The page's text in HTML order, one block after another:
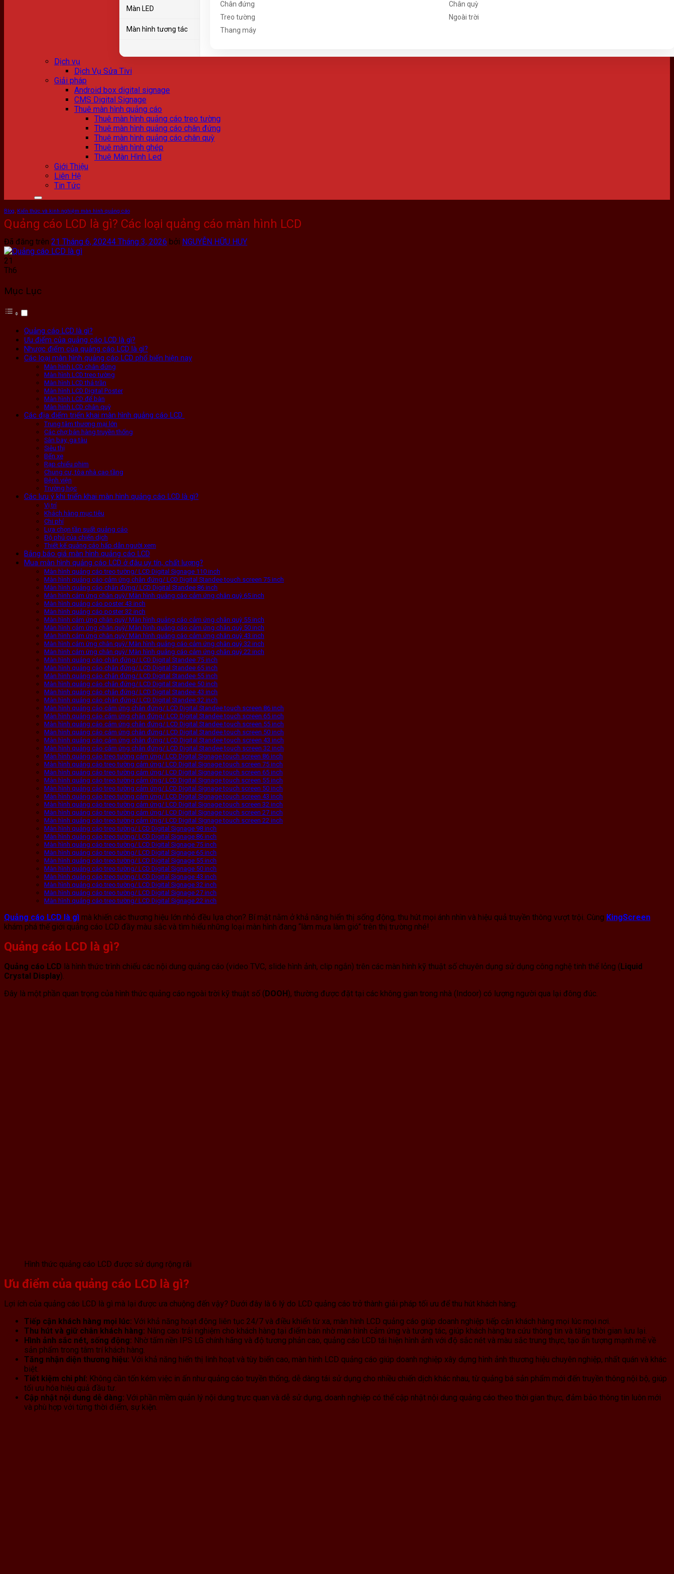
Màn LED
Màn hình tương tác
Chân đứng
Chân quỳ
Treo tường
Ngoài trời
Thang máy
Dịch vụ
Dịch Vụ Sửa Tivi
Giải pháp
Android box digital signage
CMS Digital Signage
Thuê màn hình quảng cáo
Thuê màn hình quảng cáo treo tường
Thuê màn hình quảng cáo chân đứng
Thuê màn hình quảng cáo chân quỳ
Thuê màn hình ghép
Thuê Màn Hình Led
Giới Thiệu
Liên Hệ
Tin Tức
Blog, Kiến thức và kinh nghiệm màn hình quảng cáo
Quảng cáo LCD là gì? Các loại quảng cáo màn hình LCD
Đã đăng trên 21 Tháng 6, 20244 Tháng 3, 2026 bởi NGUYỄN HỮU HUY
21
Th6
Mục Lục
Quảng cáo LCD là gì?
Ưu điểm của quảng cáo LCD là gì?
Nhược điểm của quảng cáo LCD là gì?
Các loại màn hình quảng cáo LCD phổ biến hiện nay
Màn hình LCD chân đứng
Màn hình LCD treo tường
Màn hình LCD thả trần
Màn hình LCD Digital Poster
Màn hình LCD để bàn
Màn hình LCD chân quỳ
Các địa điểm triển khai màn hình quảng cáo LCD
Trung tâm thương mại lớn
Các chợ bán hàng truyền thống
Sân bay, ga tàu
Siêu thị
Bến xe
Rạp chiếu phim
Chung cư, tòa nhà cao tầng
Bệnh viện
Trường học
Các lưu ý khi triển khai màn hình quảng cáo LCD là gì?
Vị trí
Khách hàng mục tiêu
Chi phí
Lựa chọn tần suất quảng cáo
Độ phủ của chiến dịch
Thiết kế quảng cáo hấp dẫn người xem
Bảng báo giá màn hình quảng cáo LCD
Mua màn hình quảng cáo LCD ở đâu uy tín, chất lượng?
Màn hình quảng cáo treo tường/ LCD Digital Signage 110 inch
Màn hình quảng cáo cảm ứng chân đứng/ LCD Digital Standee touch screen 75 inch
Màn hình quảng cáo chân đứng/ LCD Digital Standee 86 inch
Màn hình cảm ứng chân quỳ/ Màn hình quảng cáo cảm ứng chân quỳ 65 inch
Màn hình quảng cáo poster 43 inch
Màn hình quảng cáo poster 32 inch
Màn hình cảm ứng chân quỳ/ Màn hình quảng cáo cảm ứng chân quỳ 55 inch
Màn hình cảm ứng chân quỳ/ Màn hình quảng cáo cảm ứng chân quỳ 50 inch
Màn hình cảm ứng chân quỳ/ Màn hình quảng cáo cảm ứng chân quỳ 43 inch
Màn hình cảm ứng chân quỳ/ Màn hình quảng cáo cảm ứng chân quỳ 32 inch
Màn hình cảm ứng chân quỳ/ Màn hình quảng cáo cảm ứng chân quỳ 22 inch
Màn hình quảng cáo chân đứng/ LCD Digital Standee 75 inch
Màn hình quảng cáo chân đứng/ LCD Digital Standee 65 inch
Màn hình quảng cáo chân đứng/ LCD Digital Standee 55 inch
Màn hình quảng cáo chân đứng/ LCD Digital Standee 50 inch
Màn hình quảng cáo chân đứng/ LCD Digital Standee 43 inch
Màn hình quảng cáo chân đứng/ LCD Digital Standee 32 inch
Màn hình quảng cáo cảm ứng chân đứng/ LCD Digital Standee touch screen 86 inch
Màn hình quảng cáo cảm ứng chân đứng/ LCD Digital Standee touch screen 65 inch
Màn hình quảng cáo cảm ứng chân đứng/ LCD Digital Standee touch screen 55 inch
Màn hình quảng cáo cảm ứng chân đứng/ LCD Digital Standee touch screen 50 inch
Màn hình quảng cáo cảm ứng chân đứng/ LCD Digital Standee touch screen 43 inch
Màn hình quảng cáo cảm ứng chân đứng/ LCD Digital Standee touch screen 32 inch
Màn hình quảng cáo treo tường cảm ứng/ LCD Digital Signage touch screen 86 inch
Màn hình quảng cáo treo tường cảm ứng/ LCD Digital Signage touch screen 75 inch
Màn hình quảng cáo treo tường cảm ứng/ LCD Digital Signage touch screen 65 inch
Màn hình quảng cáo treo tường cảm ứng/ LCD Digital Signage touch screen 55 inch
Màn hình quảng cáo treo tường cảm ứng/ LCD Digital Signage touch screen 50 inch
Màn hình quảng cáo treo tường cảm ứng/ LCD Digital Signage touch screen 43 inch
Màn hình quảng cáo treo tường cảm ứng/ LCD Digital Signage touch screen 32 inch
Màn hình quảng cáo treo tường cảm ứng/ LCD Digital Signage touch screen 27 inch
Màn hình quảng cáo treo tường cảm ứng/ LCD Digital Signage touch screen 22 inch
Màn hình quảng cáo treo tường/ LCD Digital Signage 98 inch
Màn hình quảng cáo treo tường/ LCD Digital Signage 86 inch
Màn hình quảng cáo treo tường/ LCD Digital Signage 75 inch
Màn hình quảng cáo treo tường/ LCD Digital Signage 65 inch
Màn hình quảng cáo treo tường/ LCD Digital Signage 55 inch
Màn hình quảng cáo treo tường/ LCD Digital Signage 50 inch
Màn hình quảng cáo treo tường/ LCD Digital Signage 43 inch
Màn hình quảng cáo treo tường/ LCD Digital Signage 32 inch
Màn hình quảng cáo treo tường/ LCD Digital Signage 27 inch
Màn hình quảng cáo treo tường/ LCD Digital Signage 22 inch
Quảng cáo LCD là gì mà khiến các thương hiệu lớn nhỏ đều lựa chọn? Bí mật nằm ở khả năng hiển thị sống động, thu hút mọi ánh nhìn và hiệu quả truyền thông vượt trội. Cùng KingScreen
khám phá thế giới quảng cáo LCD đầy màu sắc và tìm hiểu những loại màn hình đang “làm mưa làm gió” trên thị trường nhé!
Quảng cáo LCD là gì?
Quảng cáo LCD là hình thức trình chiếu các nội dung quảng cáo (video TVC, slide hình ảnh, clip ngắn) trên các màn hình kỹ thuật số chuyên dụng sử dụng công nghệ tinh thể lỏng (Liquid
Crystal Display).
Đây là một phần quan trọng của hình thức quảng cáo ngoài trời kỹ thuật số (DOOH), thường được đặt tại các không gian trong nhà (Indoor) có lượng người qua lại đông đúc.
Hình thức quảng cáo LCD được sử dụng rộng rãi
Ưu điểm của quảng cáo LCD là gì?
Lợi ích của quảng cáo LCD là gì mà lại được ưa chuộng đến vậy? Dưới đây là 6 lý do LCD quảng cáo trở thành giải pháp tối ưu để thu hút khách hàng:
Tiếp cận khách hàng mọi lúc: Với khả năng hoạt động liên tục 24/7 và điều khiển từ xa, màn hình LCD quảng cáo giúp doanh nghiệp tiếp cận khách hàng mọi lúc mọi nơi.
Thu hút và giữ chân khách hàng: Nâng cao trải nghiệm cho khách hàng tại điểm bán nhờ màn hình cảm ứng và tương tác, giúp khách hàng tra cứu thông tin và tăng thời gian lưu lại.
Hình ảnh sắc nét, sống động: Nhờ tấm nền IPS LG chính hãng và độ tương phản cao, quảng cáo LCD tái hiện hình ảnh với độ sắc nét và màu sắc trung thực, tạo ấn tượng mạnh mẽ về
sản phẩm trong tâm trí khách hàng.
Tăng nhận diện thương hiệu: Với khả năng hiển thị linh hoạt và tùy biến cao, màn hình LCD quảng cáo giúp doanh nghiệp xây dựng hình ảnh thương hiệu chuyên nghiệp, nhất quán và khác
biệt.
Tiết kiệm chi phí: Không cần tốn kém việc in ấn như quảng cáo truyền thống, dễ dàng tái sử dụng cho nhiều chiến dịch khác nhau, từ quảng bá sản phẩm mới đến truyền thông nội bộ, giúp
tối ưu hóa hiệu quả đầu tư.
Cập nhật nội dung dễ dàng: Với phần mềm quản lý nội dung trực quan và dễ sử dụng, doanh nghiệp có thể cập nhật nội dung quảng cáo theo thời gian thực, đảm bảo thông tin luôn mới
và phù hợp với từng thời điểm, sự kiện.